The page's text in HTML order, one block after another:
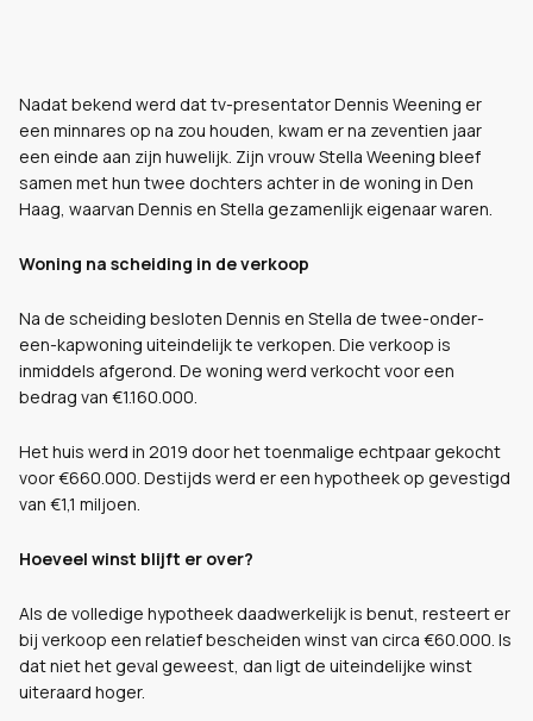
Nadat bekend werd dat tv-presentator Dennis Weening er
een minnares op na zou houden, kwam er na zeventien jaar
een einde aan zijn huwelijk. Zijn vrouw Stella Weening bleef
samen met hun twee dochters achter in de woning in Den
Haag, waarvan Dennis en Stella gezamenlijk eigenaar waren.
Woning na scheiding in de verkoop
Na de scheiding besloten Dennis en Stella de twee-onder-
een-kapwoning uiteindelijk te verkopen. Die verkoop is
inmiddels afgerond. De woning werd verkocht voor een
bedrag van €1.160.000.
Het huis werd in 2019 door het toenmalige echtpaar gekocht
voor €660.000. Destijds werd er een hypotheek op gevestigd
van €1,1 miljoen.
Hoeveel winst blijft er over?
Als de volledige hypotheek daadwerkelijk is benut, resteert er
bij verkoop een relatief bescheiden winst van circa €60.000. Is
dat niet het geval geweest, dan ligt de uiteindelijke winst
uiteraard hoger.